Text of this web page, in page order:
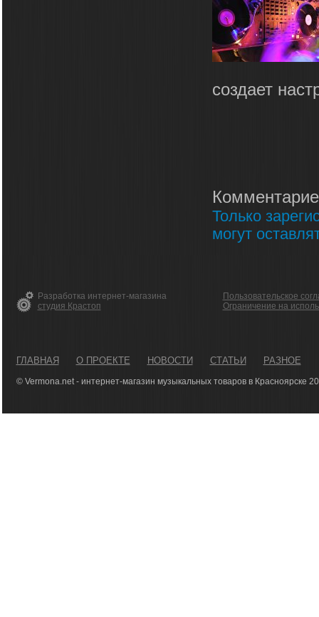
создает
Только
могут
Разработка интернет-магазина
студия Крастоп
Пользовательское
Ограничение на
ГЛАВНАЯ О ПРОЕКТЕ НОВОСТИ СТАТЬИ РАЗНОЕ
© Vermona.net - интернет-магазин музыкальных товаров в Красноярске